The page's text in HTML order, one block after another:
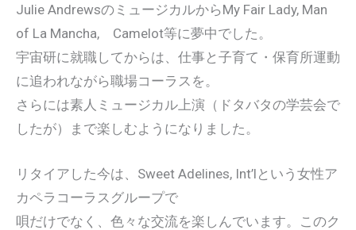
Julie AndrewsのミュージカルからMy Fair Lady, Man
of La Mancha, Camelot等に夢中でした。
宇宙研に就職してからは、仕事と子育て・保育所運動
に追われながら職場コーラスを。
さらには素人ミュージカル上演（ドタバタの学芸会で
したが）まで楽しむようになりました。
リタイアした今は、Sweet Adelines, Int’lという女性ア
カペラコーラスグループで
唄だけでなく、色々な交流を楽しんでいます。このク